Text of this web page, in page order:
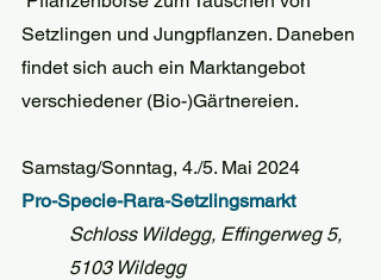
Setzlingen und Jungpflanzen. Daneben
findet sich auch ein Marktangebot
verschiedener (Bio-)Gärtnereien.
Samstag/Sonntag, 4./5. Mai 2024
Pro-Specie-Rara-Setzlingsmarkt
Schloss Wildegg, Effingerweg 5,
5103 Wildegg